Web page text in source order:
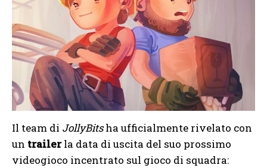
Il team di JollyBitsha ufficialmente rivelato con
un trailerla data di uscita del suo prossimo
videogioco incentrato sul gioco di squadra: